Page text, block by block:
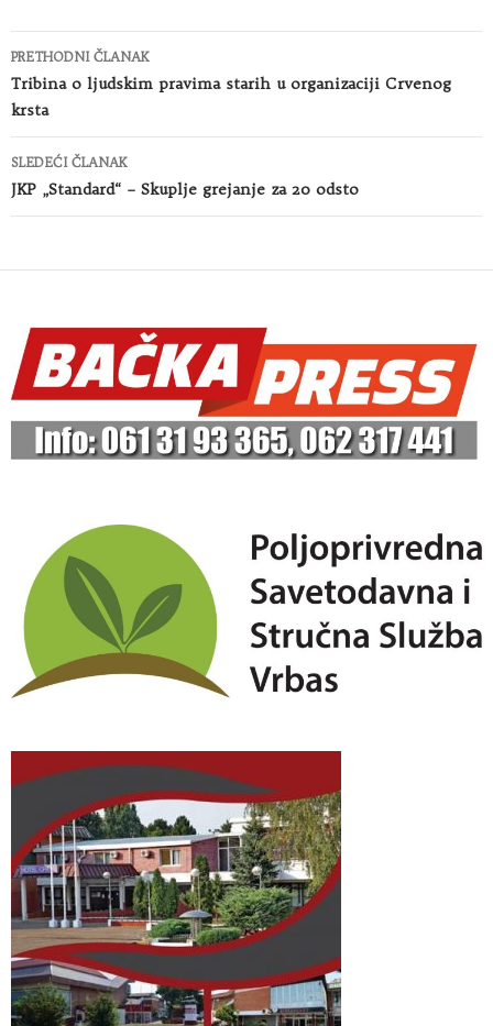
Kretanje
članaka
PRETHODNI ČLANAK
Tribina o ljudskim pravima starih u organizaciji Crvenog
krsta
SLEDEĆI ČLANAK
JKP „Standard“ – Skuplje grejanje za 20 odsto